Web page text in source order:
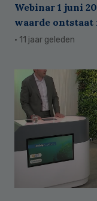
Webinar 1 juni
waarde ontstaat
· 11 jaar geleden